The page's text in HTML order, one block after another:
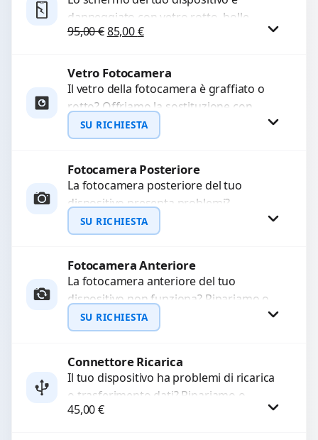
danneggiato con vetro rotto, bolle,
macchie, schermo nero o pixel morti?
95,00€Il prezzo originale era: 95,00 €.
85,00€Il prezzo attuale è: 85,00 €.
Procedi
Vetro Fotocamera
Il vetro della fotocamera è graffiato o
rotto? Offriamo la sostituzione con
ricambi di alta qualità garantiti per 3
mesi....
SU RICHIESTA
Richiedi Preventivo
WhatsApp
Fotocamera Posteriore
La fotocamera posteriore del tuo
dispositivo presenta problemi?
Interveniamo per risolvere guasti come
immagini sfocate, messa a fuoco non
SU RICHIESTA
Richiedi Preventivo
WhatsApp
Fotocamera Anteriore
La fotocamera anteriore del tuo
dispositivo non funziona? Ripariamo o
sostituiamo fotocamere guaste con
problemi come immagini sfocate, messa
SU RICHIESTA
Richiedi Preventivo
WhatsApp
Connettore Ricarica
Il tuo dispositivo ha problemi di ricarica
o trasferimento dati? Ripariamo o
sostituiamo connettori di ricarica guasti,
45,00€